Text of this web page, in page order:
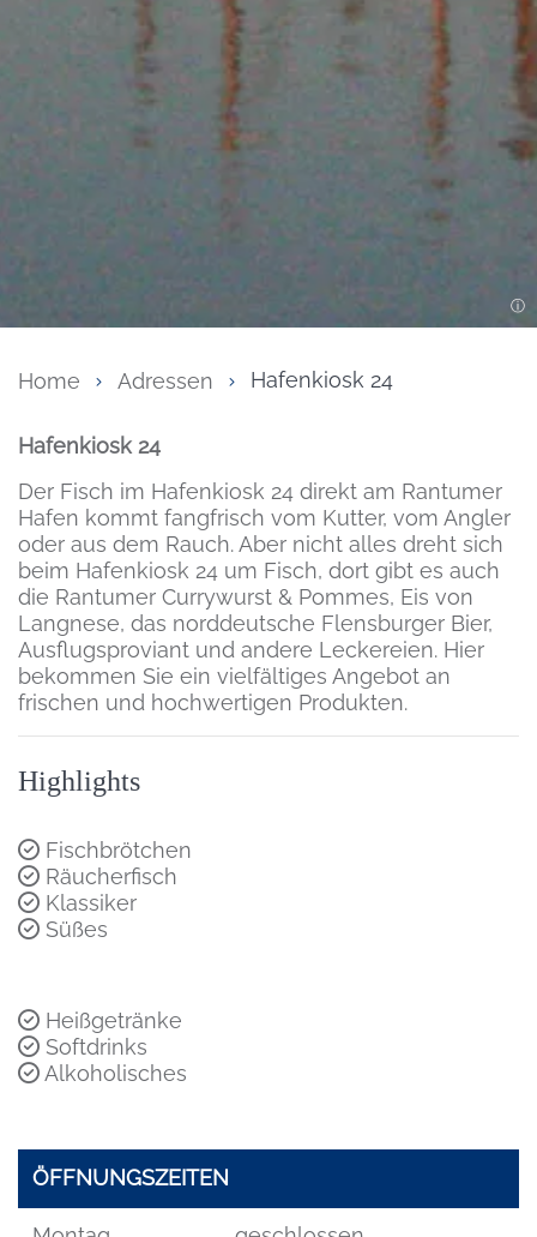
Home Adressen Hafenkiosk 24
Inhalt
Hafenkiosk 24
Der Fisch im Hafenkiosk 24 direkt am Rantumer
Hafen kommt fangfrisch vom Kutter, vom Angler
oder aus dem Rauch. Aber nicht alles dreht sich
beim Hafenkiosk 24 um Fisch, dort gibt es auch
die Rantumer Currywurst & Pommes, Eis von
Langnese, das norddeutsche Flensburger Bier,
Ausflugsproviant und andere Leckereien. Hier
bekommen Sie ein vielfältiges Angebot an
frischen und hochwertigen Produkten.
Highlights
Fischbrötchen
Räucherfisch
Klassiker
Süßes
Heißgetränke
Softdrinks
Alkoholisches
ÖFFNUNGSZEITEN